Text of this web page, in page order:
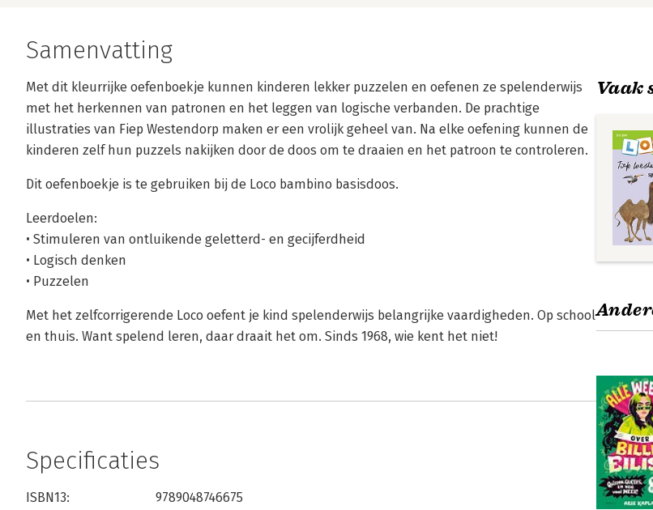
Samenvatting
Met dit kleurrijke oefenboekje kunnen kinderen lekker puzzelen en oefenen ze spelenderwijs
met het herkennen van patronen en het leggen van logische verbanden. De prachtige
illustraties van Fiep Westendorp maken er een vrolijk geheel van. Na elke oefening kunnen de
kinderen zelf hun puzzels nakijken door de doos om te draaien en het patroon te controleren.
Dit oefenboekje is te gebruiken bij de Loco bambino basisdoos.
Leerdoelen:
• Stimuleren van ontluikende geletterd- en gecijferdheid
• Logisch denken
• Puzzelen
Met het zelfcorrigerende Loco oefent je kind spelenderwijs belangrijke vaardigheden. Op school
en thuis. Want spelend leren, daar draait het om. Sinds 1968, wie kent het niet!
Specificaties
ISBN13:
9789048746675
Vaak